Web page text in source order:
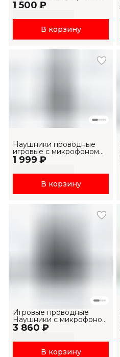
1 500 ₽
H2230d
В корзину
1 999 ₽
Наушники проводные
игровые с микрофоном
H2038U
В корзину
3 860 ₽
Игровые проводные
Наушники с микрофоном
Havit HV-H2002p
В корзину